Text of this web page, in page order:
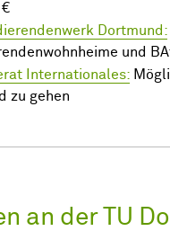
Dortmund:
und
Internationales:
zu gehen
an der TU